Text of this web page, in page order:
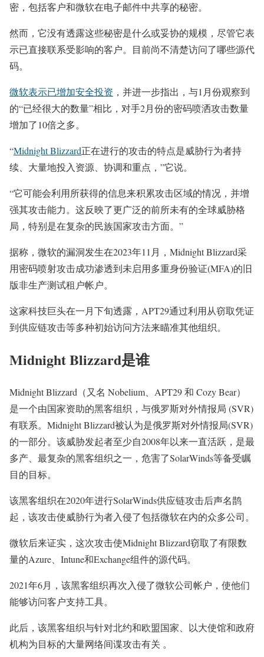
密，包括客户和微软在电子邮件中共享的秘密。
然而，它没有透露这些秘密是什么或妥协的规模，尽管它表
示已直接联系受影响的客户。目前尚不清楚访问了哪些源代
码。
微软表示已增加安全投资 ，并进一步指出，与1月份观察到
的“已经很大的数量”相比，对手2月份的密码喷洒攻击数量
增加了10倍之多。
“Midnight Blizzard正在进行的攻击的特点是威胁行为者持
续、大量地投入资源、协调和重点，”它说。
“它可能会利用所获得的信息来积累攻击区域的情况，并增
强其攻击能力。这反映了更广泛的前所未有的全球威胁格
局，特别是在复杂的民族国家攻击方面。”
据称，微软的漏洞发生在2023年11月，Midnight Blizzard采
用密码喷射攻击成功渗透到未启用多重身份验证(MFA)的旧
版非生产测试租户帐户。
这家科技巨头在一月下旬透露，APT29通过利用从窃取凭证
到供应链攻击等多种初始访问方法来瞄准其他组织。
Midnight Blizzard是谁
Midnight Blizzard（又名 Nobelium、APT29 和 Cozy Bear）
是一个由国家资助的黑客组织，与俄罗斯对外情报局 (SVR)
有联系。Midnight Blizzard被认为是俄罗斯对外情报局(SVR)
的一部分。该威胁发起者至少自2008年以来一直活跃，是最
多产、最复杂的黑客组织之一，危害了SolarWinds等备受瞩
目的目标。
该黑客组织在2020年进行SolarWinds供应链攻击后声名鹊
起，该攻击使威胁行为者入侵了包括微软在内的众多公司。
微软后来证实，这次攻击使Midnight Blizzard窃取了有限数
量的Azure、Intune和Exchange组件的源代码。
2021年6月，该黑客组织再次入侵了微软公司帐户，使他们
能够访问客户支持工具。
此后，该黑客组织与针对北约和欧盟国家、以大使馆和政府
机构为目标的大量网络间谍攻击有关 。